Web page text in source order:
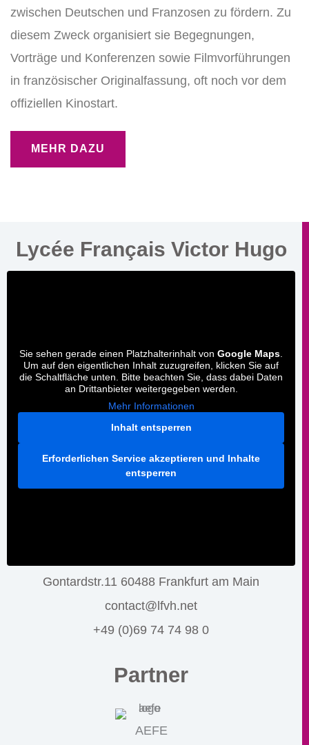
zwischen Deutschen und Franzosen zu fördern. Zu
diesem Zweck organisiert sie Begegnungen,
Vorträge und Konferenzen sowie Filmvorführungen
in französischer Originalfassung, oft noch vor dem
offiziellen Kinostart.
MEHR DAZU
Lycée Français Victor Hugo
Sie sehen gerade einen Platzhalterinhalt von Google Maps
Um auf den eigentlichen Inhalt zuzugreifen, klicken Sie auf
die Schaltfläche unten. Bitte beachten Sie, dass dabei Daten
an Drittanbieter weitergegeben werden.
Mehr Informationen
Inhalt entsperren
Erforderlichen Service akzeptieren und Inhalte
entsperren
Gontardstr.11 60488 Frankfurt am Main
contact@lfvh.net
+49 (0)69 74 74 98 0
Partner
AEFE